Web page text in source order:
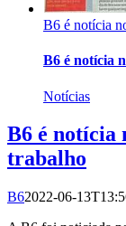
B6 é notícia
B6 é notícia
Notícias
B6 é notícia
trabalho
B62022-06-